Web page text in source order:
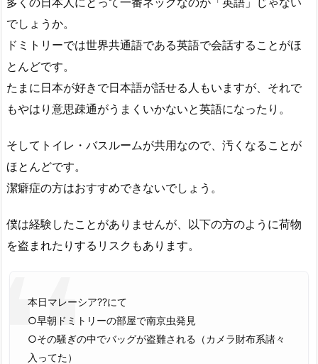
でしょうか。
ドミトリーでは世界共通語である英語で会話することがほ
とんどです。
たまに日本が好きで日本語が話せる人もいますが、それで
もやはり意思疎通がうまくいかないと英語になったり。
そしてトイレ・バスルームが共用なので、汚くなることが
ほとんどです。
潔癖症の方はおすすめできないでしょう。
僕は経験したことがありませんが、以下の方のように荷物
を盗まれたりするリスクもあります。
本日マレーシア??にて
○早朝ドミトリーの部屋で南京虫発見
○その騒ぎの中でバッグが盗難される（カメラ財布系諸々
入ってた）